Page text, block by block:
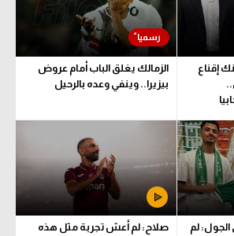
إقناع
الزمالك يغلق الباب أمام عروض
بيزيرا.. وينفي وعده بالرحيل
الجول: لم
صلاح: لم أعش تجربة مثل هذه